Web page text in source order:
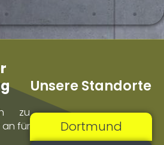
zu
an für
Unsere Standorte
Dortmund